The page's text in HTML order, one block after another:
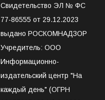
Свидетельство ЭЛ № ФС
77-86555 от 29.12.2023
выдано РОСКОМНАДЗОР
Учредитель: ООО
Информационно-
издательский центр "На
каждый день" (ОГРН